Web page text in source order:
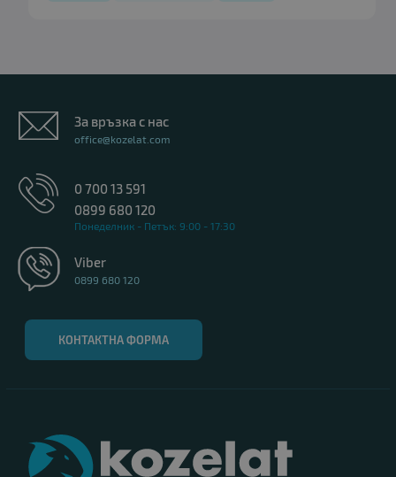
За връзка с нас
office@kozelat.com
0 700 13 591
0899 680 120
Понеделник - Петък: 9:00 - 17:30
Viber
0899 680 120
КОНТАКТНА ФОРМА